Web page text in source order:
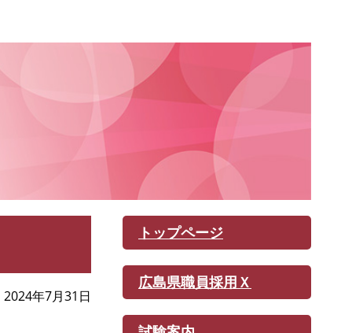
2024年7月31日
トップページ
広島県職員採用Ｘ